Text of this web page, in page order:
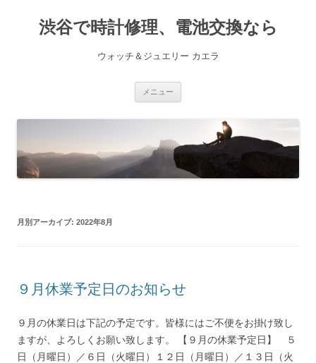
渋谷で時計修理、電池交換なら
ウォッチ＆ジュエリー カエラ
メニュー
ス
キ
プ
月別アーカイブ: 2022年8月
９月休業予定日のお知らせ
９月の休業日は下記の予定です。皆様にはご不便をお掛け致し
ますが、よろしくお願い致します。 【９月の休業予定日】 ５
日（月曜日）／６日（火曜日）１２日（月曜日）／１３日（火